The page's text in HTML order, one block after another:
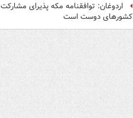
اردوغان: توافقنامه مکه پذیرای مشارکت
کشورهای دوست است